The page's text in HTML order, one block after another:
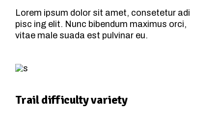
Lorem ipsum dolor sit amet, consetetur adi
pisc ing elit. Nunc bibendum maximus orci,
vitae male suada est pulvinar eu.
Trail difficulty variety